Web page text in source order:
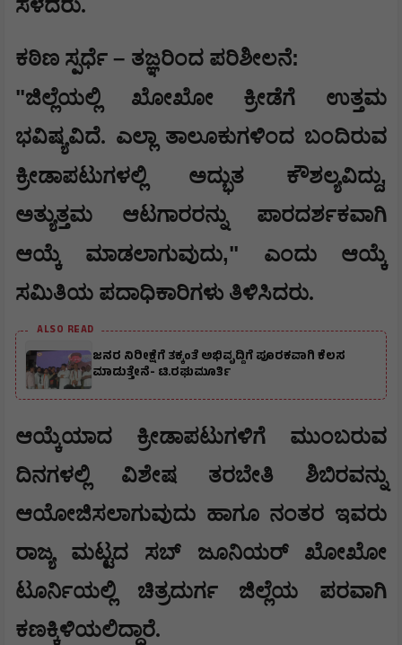
ಸೆಳೆದರು.
​ಕಠಿಣ ಸ್ಪರ್ಧೆ – ತಜ್ಞರಿಂದ ಪರಿಶೀಲನೆ:
​"ಜಿಲ್ಲೆಯಲ್ಲಿ ಖೋಖೋ ಕ್ರೀಡೆಗೆ ಉತ್ತಮ
ಭವಿಷ್ಯವಿದೆ. ಎಲ್ಲಾ ತಾಲೂಕುಗಳಿಂದ ಬಂದಿರುವ
ಕ್ರೀಡಾಪಟುಗಳಲ್ಲಿ ಅದ್ಭುತ ಕೌಶಲ್ಯವಿದ್ದು,
ಅತ್ಯುತ್ತಮ ಆಟಗಾರರನ್ನು ಪಾರದರ್ಶಕವಾಗಿ
ಆಯ್ಕೆ ಮಾಡಲಾಗುವುದು," ಎಂದು ಆಯ್ಕೆ
ಸಮಿತಿಯ ಪದಾಧಿಕಾರಿಗಳು ತಿಳಿಸಿದರು.
ALSO READ
ಜನರ ನಿರೀಕ್ಷೆಗೆ ತಕ್ಕಂತೆ ಅಭಿವೃದ್ದಿಗೆ ಪೂರಕವಾಗಿ ಕೆಲಸ
ಮಾಡುತ್ತೇನೆ- ಟಿ.ರಘುಮೂರ್ತಿ
​ಆಯ್ಕೆಯಾದ ಕ್ರೀಡಾಪಟುಗಳಿಗೆ ಮುಂಬರುವ
ದಿನಗಳಲ್ಲಿ ವಿಶೇಷ ತರಬೇತಿ ಶಿಬಿರವನ್ನು
ಆಯೋಜಿಸಲಾಗುವುದು ಹಾಗೂ ನಂತರ ಇವರು
ರಾಜ್ಯ ಮಟ್ಟದ ಸಬ್ ಜೂನಿಯರ್ ಖೋಖೋ
ಟೂರ್ನಿಯಲ್ಲಿ ಚಿತ್ರದುರ್ಗ ಜಿಲ್ಲೆಯ ಪರವಾಗಿ
ಕಣಕ್ಕಿಳಿಯಲಿದ್ದಾರೆ.